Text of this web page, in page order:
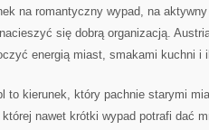
na romantyczny wypad, na
się dobrą organizacją.
energią miast, smakami kuchni i
to kierunek, który pachnie starymi
nawet krótki wypad potrafi dać